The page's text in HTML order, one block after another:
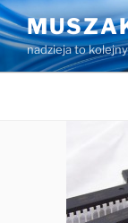
Przejdź
do
treścinadzieja to